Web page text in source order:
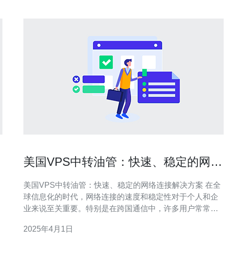
美国VPS中转油管：快速、稳定的网络
美国VPS中转油管：快速、稳定的网络连接解决方案 在全
球信息化的时代，网络连接的速度和稳定性对于个人和企
业来说至关重要。特别是在跨国通信中，许多用户常常面
转油管成为了一种快速、稳定的网络连接解决方案。 美国
2025年4月1日